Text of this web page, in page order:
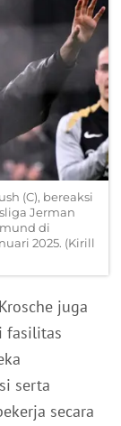
(C), bereaksi
Jerman
di
2025. (Kirill
juga
fasilitas
serta
secara